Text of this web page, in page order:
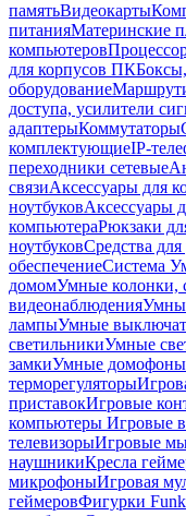
памятьВидеокарты
питанияМатеринские
компьютеров
для корпусов ПК
оборудование
доступа, усилители
адаптерыКоммутаторы
комплектующиеIP-
переходники сетевые
связиАксессуары для
ноутбуковАксессуары
компьютераРюкзаки
ноутбуковСредства для
обеспечениеСистема
домомУмные колонки,
видеонаблюдения
лампыУмные
светильникиУмные
замкиУмные домофоны
терморегуляторы
приставокИгровые
компьютеры Игровые
телевизорыИгровые
наушникиКресла
микрофоныИгровая
геймеровФигурки